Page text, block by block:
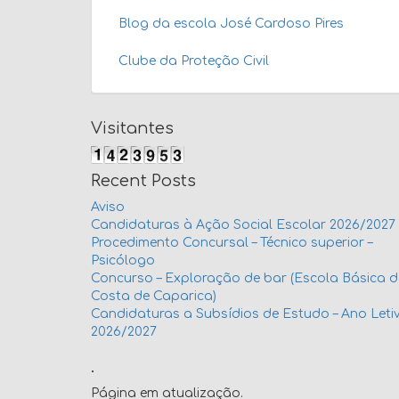
Blog da escola José Cardoso Pires
Clube da Proteção Civil
Visitantes
Recent Posts
Aviso
Candidaturas à Ação Social Escolar 2026/2027
Procedimento Concursal – Técnico superior –
Psicólogo
Concurso – Exploração de bar (Escola Básica
Costa de Caparica)
Candidaturas a Subsídios de Estudo – Ano
2026/2027
.
Página em atualização.